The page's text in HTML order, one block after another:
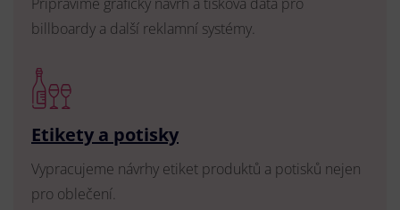
billboardy a další reklamní systémy.
Etikety a potisky
Vypracujeme návrhy etiket produktů a potisků nejen
pro oblečení.